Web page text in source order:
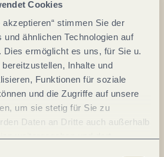
Cookies
akzeptieren“ stimmen Sie der
ähnlichen Technologien auf
Dies ermöglicht es uns, für Sie u.
Inhalte und
Funktionen für soziale
und die Zugriffe auf unsere
um sie stetig für Sie zu
Daten an Dritte auch außerhalb